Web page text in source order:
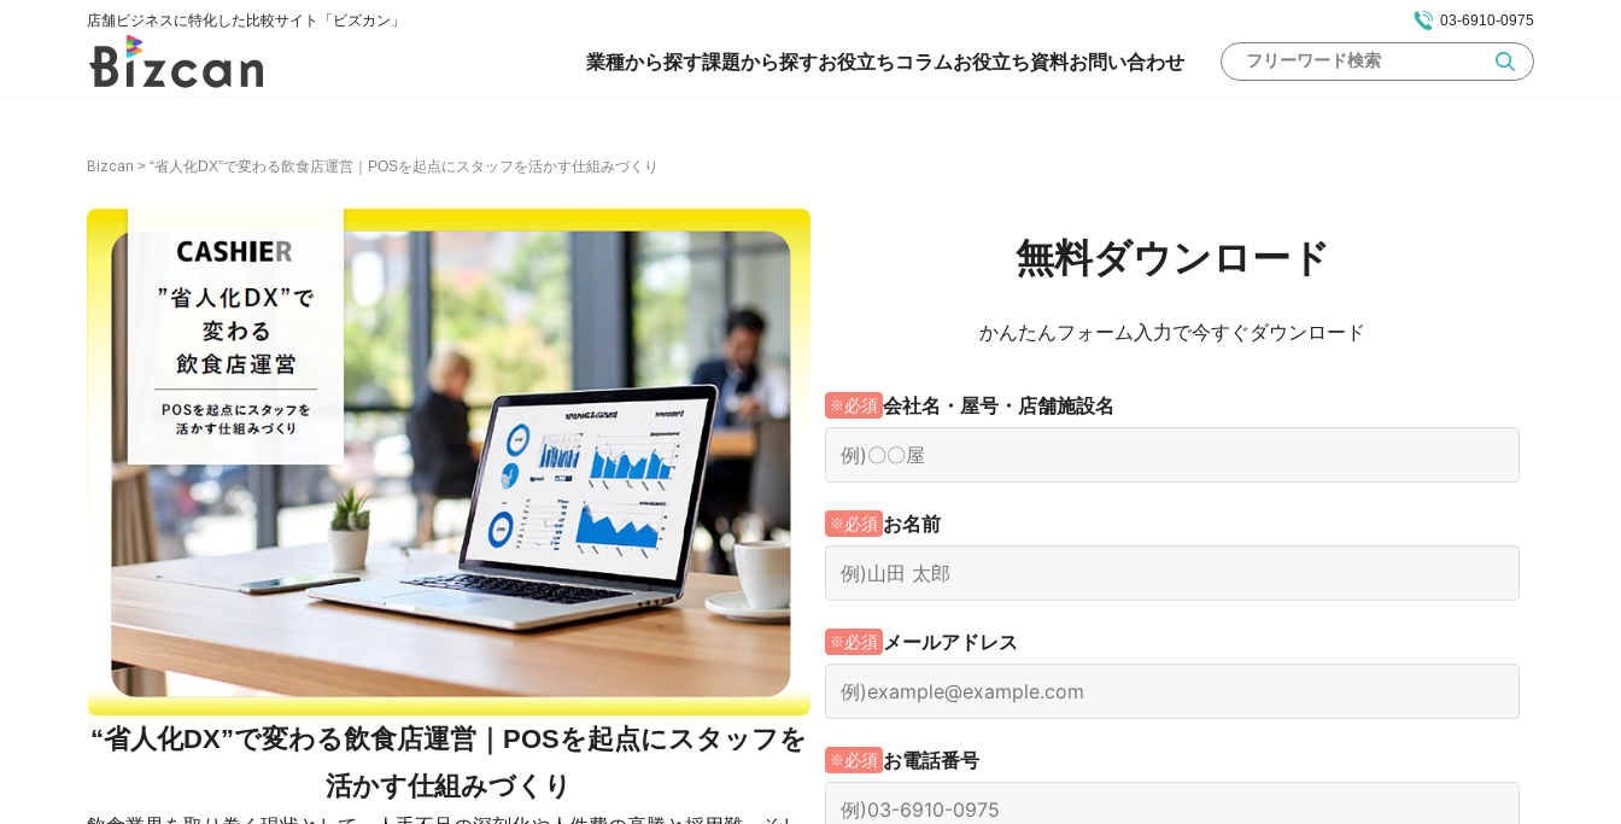
店舗ビジネスに特化した比較サイト「ビズカン」 03-6910-0975
業種から探す課題から探すお役立ちコラムお役立ち資料お問い合わせ
Bizcan > “省人化DX”で変わる飲食店運営｜POSを起点にスタッフを活かす仕組みづくり
“省人化DX”で変わる飲食店運営｜POSを起点にスタッフを
活かす仕組みづくり
無料ダウンロード
かんたんフォーム入力で今すぐダウンロード
必須 会社名・屋号・店舗施設名
必須 お名前
必須 メールアドレス
必須 お電話番号